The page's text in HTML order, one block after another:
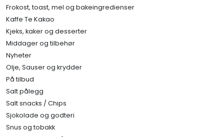
Frokost, toast, mel og bakeingredienser
Kaffe Te Kakao
Kjeks, kaker og desserter
Middager og tilbehør
Nyheter
Olje, Sauser og krydder
På tilbud
Salt pålegg
Salt snacks / Chips
Sjokolade og godteri
Snus og tobakk